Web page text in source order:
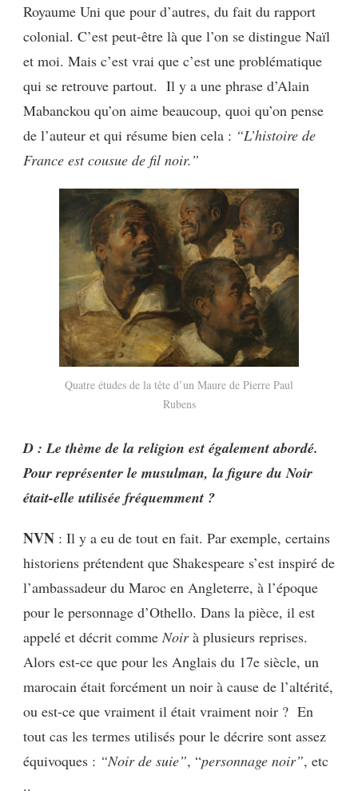
Royaume Uni que pour d’autres, du fait du rapport
colonial. C’est peut-être là que l’on se distingue Naïl
et moi. Mais c’est vrai que c’est une problématique
qui se retrouve partout. Il y a une phrase d’Alain
Mabanckou qu’on aime beaucoup, quoi qu’on pense
de l’auteur et qui résume bien cela : “L’histoire de
France est cousue de fil noir.”
Quatre études de la tête d’un Maure de Pierre Paul
Rubens
D : Le thème de la religion est également abordé.
Pour représenter le musulman, la figure du Noir
était-elle utilisée fréquemment ?
NVN : Il y a eu de tout en fait. Par exemple, certains
historiens prétendent que Shakespeare s’est inspiré de
l’ambassadeur du Maroc en Angleterre, à l’époque
pour le personnage d’Othello. Dans la pièce, il est
appelé et décrit commeNoirà plusieurs reprises.
Alors est-ce que pour les Anglais du 17e siècle, un
marocain était forcément un noir à cause de l’altérité,
ou est-ce que vraiment il était vraiment noir ? En
tout cas les termes utilisés pour le décrire sont assez
équivoques : “Noir de suie”, “personnage noir”, etc
..